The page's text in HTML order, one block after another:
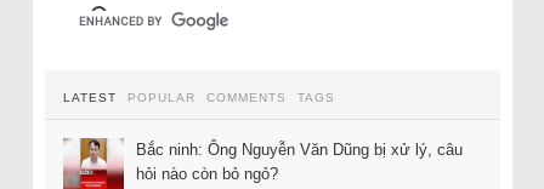
LATEST POPULAR COMMENTS TAGS
Bắc ninh: Ông Nguyễn Văn Dũng bị xử lý, câu
hỏi nào còn bỏ ngỏ?